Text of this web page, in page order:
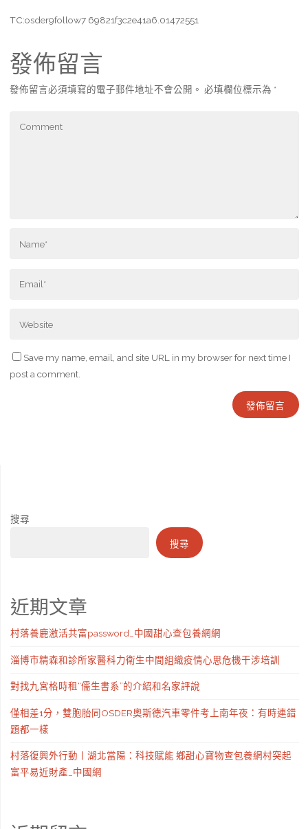
TC:osder9follow7 69821f3c2e41a6.01472551
發佈留言
發佈留言必須填寫的電子郵件地址不會公開。 必填欄位標示為 *
Save my name, email, and site URL in my browser for next time I
post a comment.
搜尋
搜尋
近期文章
村落養鹿激活共富password_中國甜心查包養網網
淄博市精森和診所家醫科力衛生中間組織疫情心思危機干涉培訓
對找九宮格時租“儒生書系”的介紹和名家評說
僅相差1分，雙胞胎同OSDER奧斯德汽車零件考上南年夜：有時連錯
題都一樣
村落復興外行動丨湖北當陽：科技賦能 鄉甜心寶物查包養網村突起
富平易近財產_中國網